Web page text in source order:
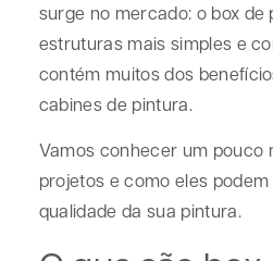
surge no mercado: o box de
estruturas mais simples e
contém muitos dos
cabines de pintura.
Vamos conhecer um pouco
projetos e como eles
qualidade da sua pintura.